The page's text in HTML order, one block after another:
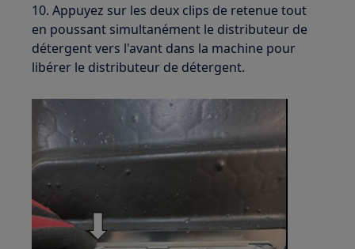
10. Appuyez sur les deux clips de retenue tout
en poussant simultanément le distributeur de
détergent vers l'avant dans la machine pour
libérer le distributeur de détergent.